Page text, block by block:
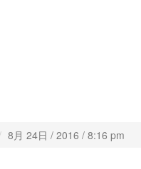
8月 24日 / 2016 / 8:16 pm